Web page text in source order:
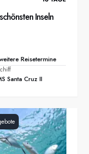
Inseln
Reisetermine
Santa Cruz II